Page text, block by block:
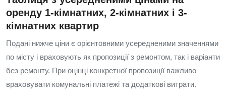
оренду 1-кімнатних, 2-кімнатних і 3-
кімнатних квартир
Подані нижче ціни є орієнтовними усередненими значеннями
по місту і враховують як пропозиції з ремонтом, так і варіанти
без ремонту. При оцінці конкретної пропозиції важливо
враховувати комунальні платежі та додаткові витрати.